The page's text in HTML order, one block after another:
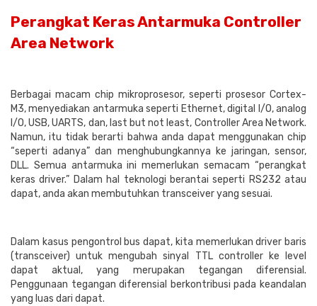
Perangkat Keras Antarmuka Controller
Area Network
Berbagai macam chip mikroprosesor, seperti prosesor Cortex-
M3, menyediakan antarmuka seperti Ethernet, digital I/O, analog
I/O, USB, UARTS, dan, last but not least, Controller Area Network.
Namun, itu tidak berarti bahwa anda dapat menggunakan chip
“seperti adanya” dan menghubungkannya ke jaringan, sensor,
DLL. Semua antarmuka ini memerlukan semacam “perangkat
keras driver.” Dalam hal teknologi berantai seperti RS232 atau
dapat, anda akan membutuhkan transceiver yang sesuai.
Dalam kasus pengontrol bus dapat, kita memerlukan driver baris
(transceiver) untuk mengubah sinyal TTL controller ke level
dapat aktual, yang merupakan tegangan diferensial.
Penggunaan tegangan diferensial berkontribusi pada keandalan
yang luas dari dapat.